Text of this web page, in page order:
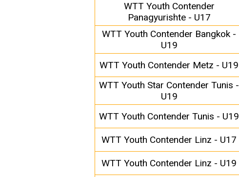
WTT Youth Contender
Panagyurishte - U17
WTT Youth Contender Bangkok -
U19
WTT Youth Contender Metz - U19
WTT Youth Star Contender Tunis -
U19
WTT Youth Contender Tunis - U19
WTT Youth Contender Linz - U17
WTT Youth Contender Linz - U19